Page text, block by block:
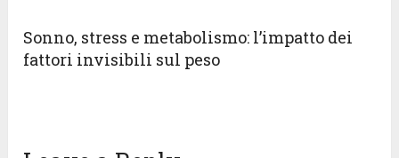
Sonno, stress e metabolismo: l’impatto dei
fattori invisibili sul peso